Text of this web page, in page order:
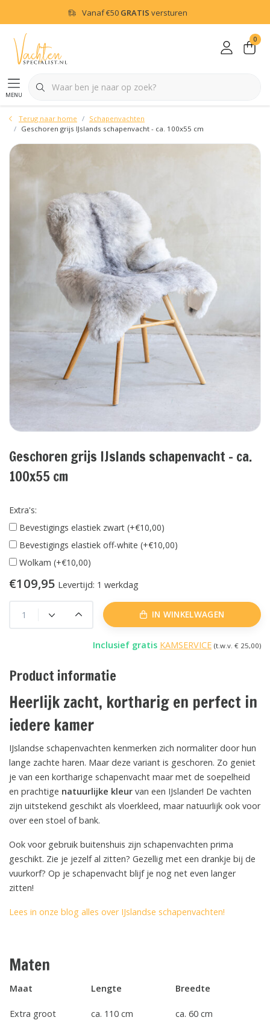
Vanaf€50 GRATIS versturen
menu
0
Terug naar home
Schapenvachten
Geschoren grijs IJslands schapenvacht - ca. 100x55 cm
Geschoren grijs IJslands schapenvacht - ca.
100x55 cm
Extra's:
Bevestigings elastiek zwart (+€10,00)
Bevestigings elastiek off-white (+€10,00)
Wolkam (+€10,00)
€109,95 Levertijd: 1 werkdag
IN WINKELWAGEN
Inclusief gratis KAMSERVICE (t.w.v. € 25,00)
Product informatie
Heerlijk zacht, kortharig en perfect in
iedere kamer
IJslandse schapenvachten kenmerken zich normaliter door hun
lange zachte haren. Maar deze variant is geschoren. Zo geniet
je van een kortharige schapenvacht maar met de soepelheid
en prachtige natuurlijke kleur van een IJslander! De vachten
zijn uitstekend geschikt als vloerkleed, maar natuurlijk ook voor
over een stoel of bank.
Ook voor gebruik buitenshuis zijn schapenvachten prima
geschikt. Zie je jezelf al zitten? Gezellig met een drankje bij de
vuurkorf? Op je schapenvacht blijf je nog net even langer
zitten!
Lees in onze blog alles over IJslandse schapenvachten!
Maten
Maat Lengte Breedte
Extra groot ca. 110 cm ca. 60 cm